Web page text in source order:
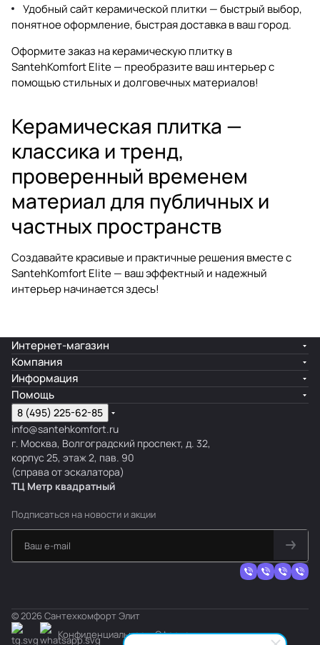
Удобныйсайт керамической плитки — быстрый выбор,
понятное оформление, быстрая доставка в ваш город.
Оформите заказ на керамическую плитку в
SantehKomfort Elite — преобразите ваш интерьер с
помощью стильных и долговечных материалов!
Керамическая плитка —
классика и тренд,
проверенный временем
материал для публичных и
частных пространств
Создавайте красивые и практичные решения вместе с
SantehKomfort Elite — ваш эффектный и надежный
интерьер начинается здесь!
Интернет-магазин
Компания
Информация
Помощь
8 (495) 225-62-85
info@santehkomfort.ru
г. Москва, Волгоградский проспект, д. 32,
корпус 25, этаж 2, пав. 90
(справа от эскалатора)
ТЦ Метр квадратный
Подписаться на новости и акции
© 2026 Сантехкомфорт Элит
КонфиденциальностьОферта